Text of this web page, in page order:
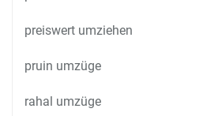
preiswert umziehen
pruin umzüge
rahal umzüge